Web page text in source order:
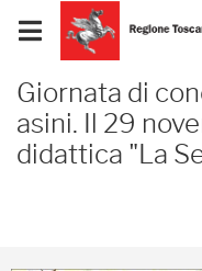
Skip to Main Content
Visualizza/chiudi
menu
mobile
Giornata
Giornata di
asini. Il 29
didattica "La